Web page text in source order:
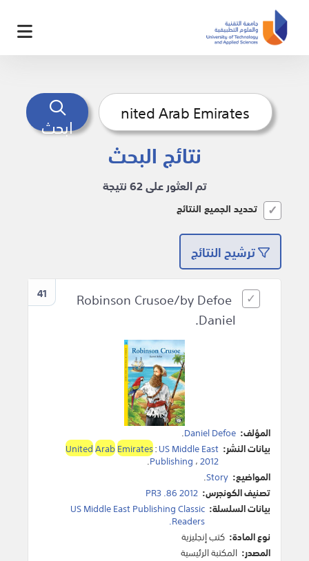
ابحث
نتائج البحث
تم العثور على 62 نتيجة
تحديد الجميع النتائج
ترشيح النتائج
41
Robinson Crusoe/by Defoe
Daniel.
المؤلف: Daniel Defoe
.
بيانات النشر:
UnitedArabEmirates:US Middle East
Publishing ،2012
.
المواضيع: Story
.
تصنيف الكونجرس: PR3 .86 2012
بيانات السلسلة: US Middle East Publishing Classic
Readers.
نوع المادة: كتب إنجليزية
المصدر: المكتبة الرئيسية